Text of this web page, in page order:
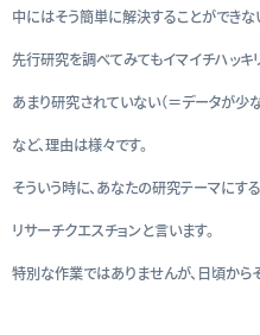
中にはそう簡単に解決することができな
先行研究を調べてみてもイマイチハッキ
あまり研究されていない（＝データが少な
など、理由は様々です。
そういう時に、あなたの研究テーマにする
リサーチクエスチョンと言います。
特別な作業ではありませんが、日頃から